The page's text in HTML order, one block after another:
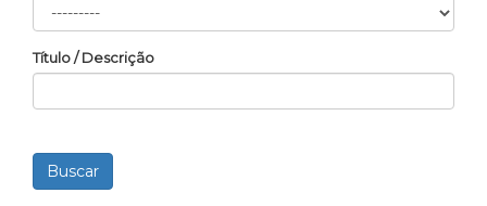
Título / Descrição